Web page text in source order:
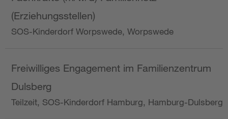
(Erziehungsstellen)
SOS-Kinderdorf Worpswede, Worpswede
Freiwilliges Engagement im Familienzentrum
Dulsberg
Teilzeit, SOS-Kinderdorf Hamburg, Hamburg-Dulsberg